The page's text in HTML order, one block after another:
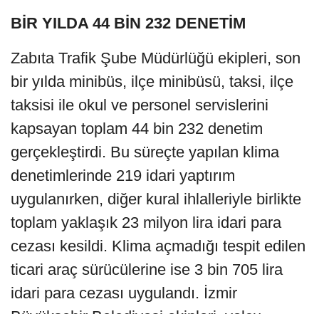
BİR YILDA 44 BİN 232 DENETİM
Zabıta Trafik Şube Müdürlüğü ekipleri, son
bir yılda minibüs, ilçe minibüsü, taksi, ilçe
taksisi ile okul ve personel servislerini
kapsayan toplam 44 bin 232 denetim
gerçekleştirdi. Bu süreçte yapılan klima
denetimlerinde 219 idari yaptırım
uygulanırken, diğer kural ihlalleriyle birlikte
toplam yaklaşık 23 milyon lira idari para
cezası kesildi. Klima açmadığı tespit edilen
ticari araç sürücülerine ise 3 bin 705 lira
idari para cezası uygulandı. İzmir